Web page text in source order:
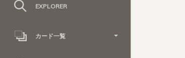
EXPLORER
カード一覧